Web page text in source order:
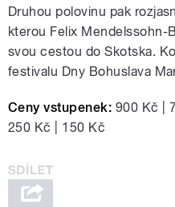
Druhou polovinu pak
kterou Felix Mendelssohn-
svou cestou do Skotska.
festivalu Dny Bohuslava
Ceny vstupenek: 900 Kč |
250 Kč | 150 Kč